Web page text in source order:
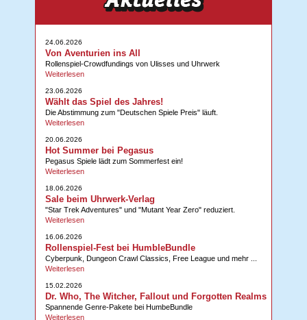
24.06.2026
Von Aventurien ins All
Rollenspiel-Crowdfundings von Ulisses und Uhrwerk
Weiterlesen
23.06.2026
Wählt das Spiel des Jahres!
Die Abstimmung zum "Deutschen Spiele Preis" läuft.
Weiterlesen
20.06.2026
Hot Summer bei Pegasus
Pegasus Spiele lädt zum Sommerfest ein!
Weiterlesen
18.06.2026
Sale beim Uhrwerk-Verlag
"Star Trek Adventures" und "Mutant Year Zero" reduziert.
Weiterlesen
16.06.2026
Rollenspiel-Fest bei HumbleBundle
Cyberpunk, Dungeon Crawl Classics, Free League und mehr ...
Weiterlesen
15.02.2026
Dr. Who, The Witcher, Fallout und Forgotten Realms
Spannende Genre-Pakete bei HumbeBundle
Weiterlesen